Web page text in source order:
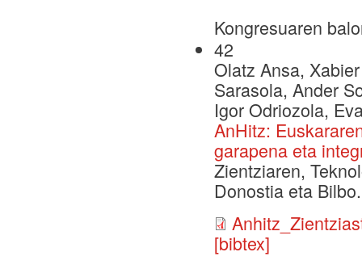
Kongresuaren
42
Olatz Ansa,
Sarasola, Ander
Igor Odriozola,
AnHitz:
garapena eta
Zientziaren,
Donostia eta Bilbo.
[bibtex]